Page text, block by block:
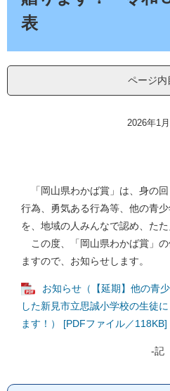
表
ページ内
2026年1
「岡山県わかば賞」は、身の
行為、勇気ある行為等、他の青
を、地域の人みんなで認め、たた
この度、「岡山県わかば賞」
ますので、お知らせします。
お知らせ（【延期】他の青
した新見市立思誠小学校の生徒
ます！） [PDFファイル／118KB]
-記